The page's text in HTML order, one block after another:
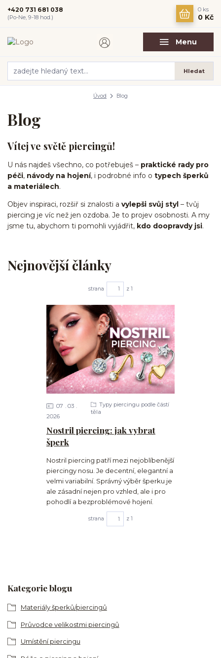
Menu
Hledat
+420 731 681 038
(Po-Ne, 9-18 hod.)
0 ks
0 Kč
Úvod Blog
Kategorie blogu
Materiály šperků/piercingů
Průvodce velikostmi piercingů
Umístění piercingu
Blog
Vítej ve světě piercingů!
U nás najdeš všechno, co potřebuješ – praktické rady pro
péči, návody na hojení, i podrobné info o typech šperků
a materiálech.
Objev inspiraci, rozšiř si znalosti a vylepši svůj styl – tvůj
piercing je víc než jen ozdoba. Je to projev osobnosti. A my
jsme tu, abychom ti pomohli vyjádřit, kdo doopravdy jsi.
Nejnovější články
strana z 1
Nostril piercing: jak vybrat
šperk
07
03
2026
Typy piercingu podle částí
těla
Nostril piercing patří mezi nejoblíbenější
piercingy nosu. Je decentní, elegantní a
velmi variabilní. Správný výběr šperku je
ale zásadní nejen pro vzhled, ale i pro
pohodlí a bezproblémové hojení.
strana z 1